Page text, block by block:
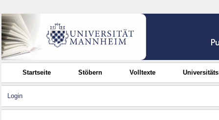
Startseite Stöbern Volltexte
Login